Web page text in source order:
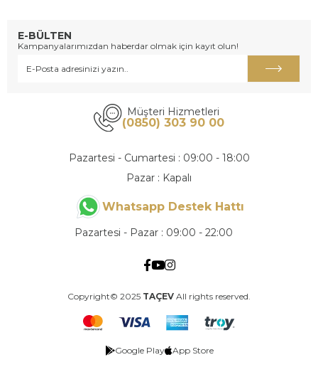
E-BÜLTEN
Kampanyalarımızdan haberdar olmak için kayıt olun!
Müşteri Hizmetleri
(0850) 303 90 00
Pazartesi - Cumartesi : 09:00 - 18:00
Pazar : Kapalı
Whatsapp Destek Hattı
Pazartesi - Pazar : 09:00 - 22:00
Copyright© 2025 TAÇEV All rights reserved.
Google Play App Store